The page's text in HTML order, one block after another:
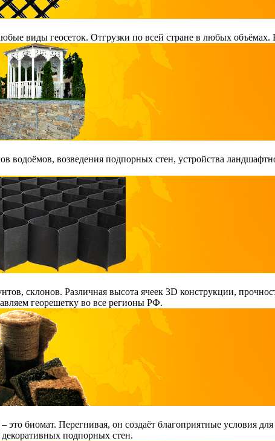
виды геосеток. Отгрузки по всей стране в любых объёмах.
водоёмов, возведения подпорных стен, устройства
склонов. Различная высота ячеек 3D конструкции,
георешетку во все регионы РФ.
это биомат. Перегнивая, он создаёт благоприятные условия
подпорных стен.